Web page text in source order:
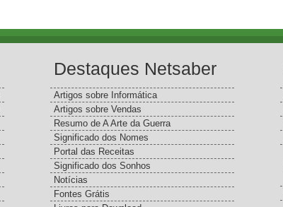
Destaques Netsaber
Artigos sobre Informática
Artigos sobre Vendas
Resumo de A Arte da Guerra
Significado dos Nomes
Portal das Receitas
Significado dos Sonhos
Notícias
Fontes Grátis